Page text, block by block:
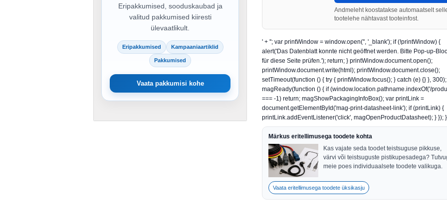
Andmeleht koostatakse automaatselt
tootelehe nähtavast tooteinfost.
' + ''; var printWindow = window.open('', '_blank'); if (!printWindow) {
alert('Das Datenblatt konnte nicht geöffnet werden. Bitte Pop-up-
für diese Seite prüfen.'); return; } printWindow.document.open();
printWindow.document.write(html); printWindow.document.close();
setTimeout(function () { try { printWindow.focus(); } catch (e) {} },
magReady(function () { if (window.location.pathname.indexOf('/
=== -1) return; magShowPackagingInfoBox(); var printLink =
document.getElementById('mag-print-datasheet-link'); if (printLink) {
printLink.addEventListener('click', magOpenProductDatasheet); } });
Märkus eritellimusega toodete kohta
Kas vajate seda toodet teistsuguse pikkuse,
värvi või teistsuguste pistikupesadega?
meie poes individuaalsete toodete valikuga.
Vaata eritellimusega toodete üksikasju
Eripakkumised, sooduskaubad ja
valitud pakkumised kiiresti
ülevaatlikult.
Eripakkumised Kampaaniaartiklid
Pakkumised
Vaata pakkumisi kohe